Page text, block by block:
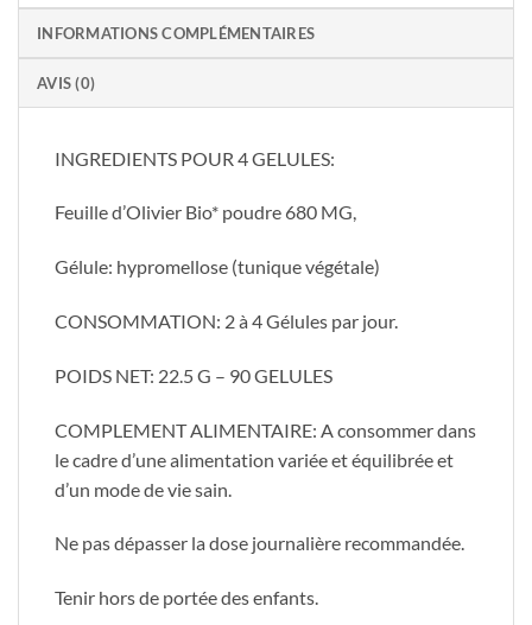
INFORMATIONS COMPLÉMENTAIRES
AVIS (0)
INGREDIENTS POUR 4 GELULES:
Feuille d’Olivier Bio* poudre 680 MG,
Gélule: hypromellose (tunique végétale)
CONSOMMATION: 2 à 4 Gélules par jour.
POIDS NET: 22.5 G – 90 GELULES
COMPLEMENT ALIMENTAIRE: A consommer dans
le cadre d’une alimentation variée et équilibrée et
d’un mode de vie sain.
Ne pas dépasser la dose journalière recommandée.
Tenir hors de portée des enfants.